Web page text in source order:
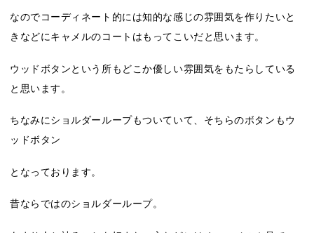
なのでコーディネート的には知的な感じの雰囲気を作りたいと
きなどにキャメルのコートはもってこいだと思います。
ウッドボタンという所もどこか優しい雰囲気をもたらしている
と思います。
ちなみにショルダーループもついていて、そちらのボタンもウ
ッドボタン
となっております。
昔ならではのショルダーループ。